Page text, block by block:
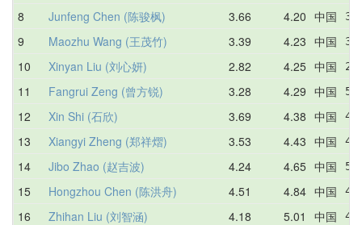
8 Junfeng Chen (陈骏枫) 3.66 4.20 中国
9 Maozhu Wang (王茂竹) 3.39 4.23 中国
10 Xinyan Liu (刘心妍) 2.82 4.25 中国
11 Fangrui Zeng (曾方锐) 3.28 4.29 中国
12 Xin Shi (石欣) 3.69 4.38 中国
13 Xiangyi Zheng (郑祥熠) 3.53 4.43 中国
14 Jibo Zhao (赵吉波) 4.24 4.65 中国
15 Hongzhou Chen (陈洪舟) 4.51 4.84 中国
16 Zhihan Liu (刘智涵) 4.18 5.01 中国